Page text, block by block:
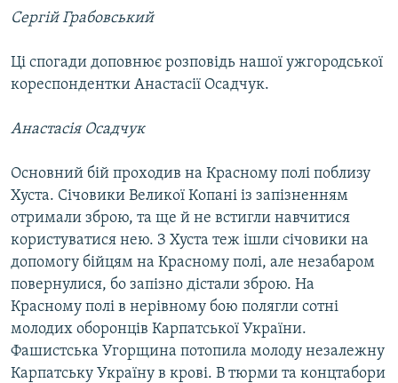
Сергій Грабовський
Ці спогади доповнює розповідь нашої ужгородської
кореспондентки Анастасії Осадчук.
Анастасія Осадчук
Основний бій проходив на Красному полі поблизу
Хуста. Січовики Великої Копані із запізненням
отримали зброю, та ще й не встигли навчитися
користуватися нею. З Хуста теж ішли січовики на
допомогу бійцям на Красному полі, але незабаром
повернулися, бо запізно дістали зброю. На
Красному полі в нерівному бою полягли сотні
молодих оборонців Карпатської України.
Фашистська Угорщина потопила молоду незалежну
Карпатську Україну в крові. В тюрми та концтабори